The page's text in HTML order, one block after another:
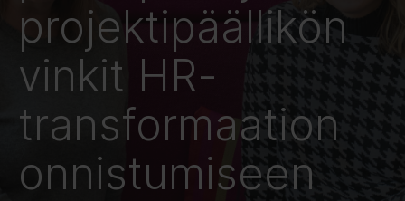
projektipäällikön
vinkit HR-
transformaation
onnistumiseen